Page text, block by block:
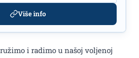
i radimo u našoj voljenoj
Više info